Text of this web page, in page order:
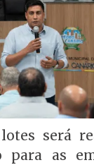
será
para as